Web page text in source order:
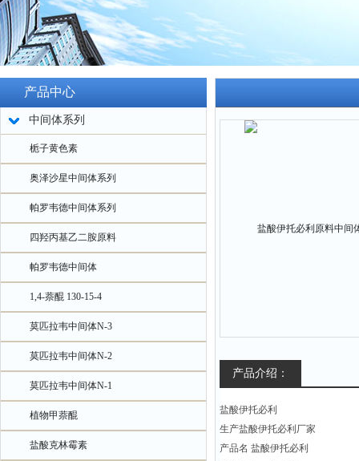
产品中心
中间体系列
栀子黄色素
奥泽沙星中间体系列
帕罗韦德中间体系列
四羟丙基乙二胺原料
帕罗韦德中间体
1,4-萘醌 130-15-4
莫匹拉韦中间体N-3
莫匹拉韦中间体N-2
莫匹拉韦中间体N-1
植物甲萘醌
盐酸克林霉素
产品介绍：
盐酸伊托必利
生产盐酸伊托必利厂家
产品名 盐酸伊托必利